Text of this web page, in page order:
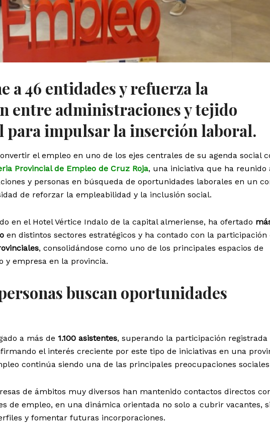
a 46 entidades y refuerza la
entre administraciones y tejido
para impulsar la inserción laboral.
el empleo en uno de los ejes centrales de su agenda social
Provincial de Empleo de Cruz Roja, una iniciativa que ha reunido
y personas en búsqueda de oportunidades laborales en un
de reforzar la empleabilidad y la inclusión social.
en el Hotel Vértice Indalo de la capital almeriense, ha ofertado
en distintos sectores estratégicos y ha contado con la
, consolidándose como uno de los principales espacios de
y empresa en la provincia.
buscan oportunidades
a más de 1.100 asistentes, superando la participación registrada
el interés creciente por este tipo de iniciativas en una
continúa siendo una de las principales preocupaciones
de ámbitos muy diversos han mantenido contactos directos
de empleo, en una dinámica orientada no solo a cubrir vacantes,
y fomentar futuras incorporaciones.